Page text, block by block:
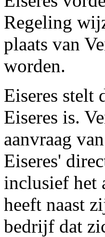
Regeling
plaats van
worden.
Eiseres stelt
Eiseres is.
aanvraag
Eiseres'
inclusief het
heeft naast
bedrijf dat